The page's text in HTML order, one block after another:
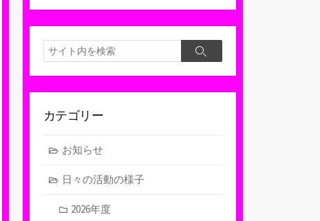
検
索
検
カテゴリー
お知らせ
日々の活動の様子
2026年度